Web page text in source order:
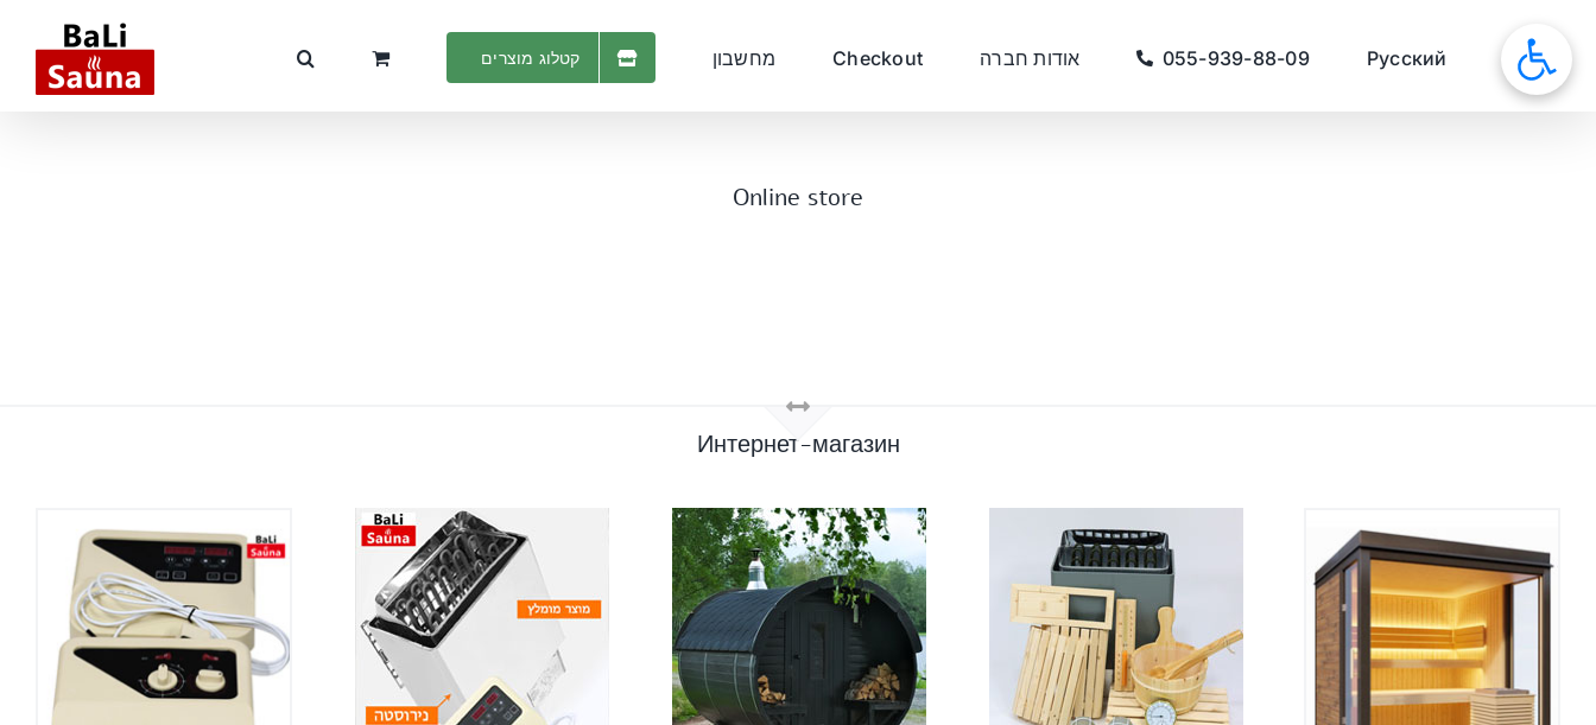
סאונות Русский
055-939-88-09 אודות חברה Checkout מחשבון קטלוג מוצרים
Online store
Интернет-магазин